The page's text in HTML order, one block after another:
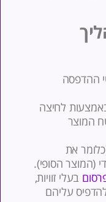
לחיצה
הסופי).
זוויות,